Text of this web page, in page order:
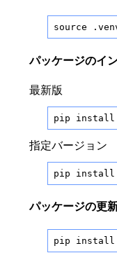
source
パッケージのイ
最新版
pip install
指定バージョン
pip install
パッケージの更
pip install -